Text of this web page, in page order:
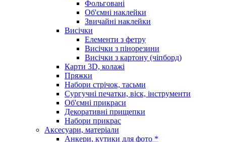
Фольговані
Об'ємні наклейки
Звичайні наклейки
Висічки
Елементи з фетру
Висічки з пінорезини
Висічки з картону (чіпборд)
Карти 3D, колажі
Пряжки
Набори стрічок, тасьми
Сургучні печатки, віск, інструменти
Об'ємні прикраси
Декоративні прищепки
Набори прикрас
Аксесуари, матеріали
Анкери, кутики для фото *